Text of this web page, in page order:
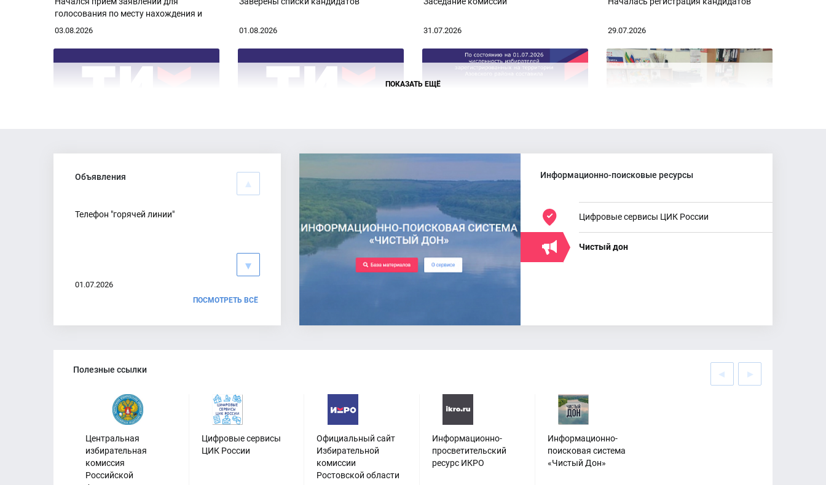
голосования по месту нахождения и
ДЭГ
03.08.2026 01.08.2026 31.07.2026 29.07.2026
Заседание комиссии
24.07.2026
Состоялось заседание комиссии
21.07.2026
Численность избирателей Азовского
20.07.2026
Представлены списки кандидатов
ПОКАЗАТЬ ЕЩЁ
Объявления
Телефон "горячей линии"
01.07.2026
комиссии Азовского района в
ПОСМОТРЕТЬ ВСЁ
Информационно-поисковые ресурсы
Цифровые сервисы ЦИК России
Чистый дон
Полезные ссылки
Центральная
избирательная
комиссия
Российской
Цифровые сервисы
ЦИК России
Официальный сайт
Избирательной
комиссии
Ростовской области
Информационно-
просветительский
ресурс ИКРО
Информационно-
поисковая система
«Чистый Дон»